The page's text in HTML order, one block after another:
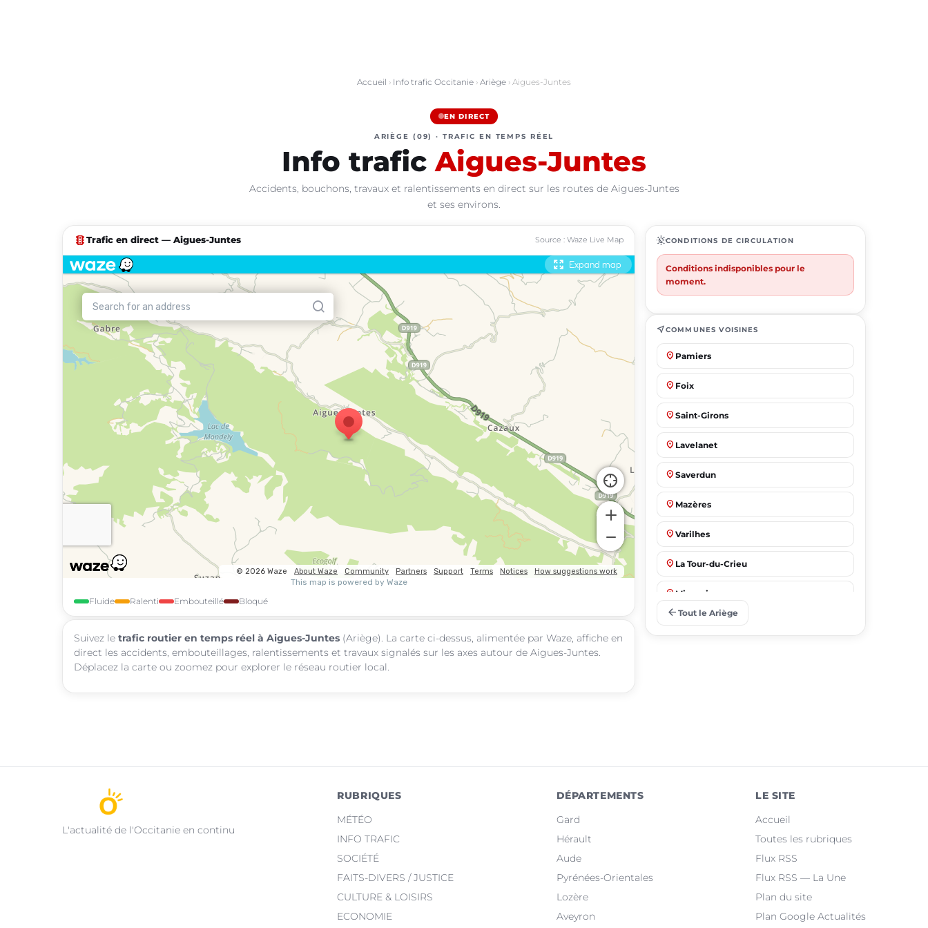
Accueil › Info trafic Occitanie › Ariège › Aigues-Juntes
EN DIRECT
ARIÈGE (09) · TRAFIC EN TEMPS RÉEL
Info trafic Aigues-Juntes
Accidents, bouchons, travaux et ralentissements en direct sur les routes de Aigues-Juntes
et ses environs.
traffic Trafic en direct — Aigues-Juntes Source : Waze Live Map
Fluide Ralenti Embouteillé Bloqué
Suivez le trafic routier en temps réel à Aigues-Juntes (Ariège). La carte ci-dessus, alimentée par Waze, affiche en
direct les accidents, embouteillages, ralentissements et travaux signalés sur les axes autour de Aigues-Juntes.
Déplacez la carte ou zoomez pour explorer le réseau routier local.
routineCONDITIONS DE CIRCULATION
Conditions indisponibles pour le
moment.
near_meCOMMUNES VOISINES
place Pamiers
place Foix
place Saint-Girons
place Lavelanet
place Saverdun
place Mazères
place Varilhes
place La Tour-du-Crieu
place Mirepoix
Saint-Paul-de-Jarrat
arrow_back Tout le Ariège
L'actualité de l'Occitanie en continu
RUBRIQUES
MÉTÉO
INFO TRAFIC
SOCIÉTÉ
FAITS-DIVERS / JUSTICE
CULTURE & LOISIRS
ECONOMIE
DÉPARTEMENTS
Gard
Hérault
Aude
Pyrénées-Orientales
Lozère
Aveyron
LE SITE
Accueil
Toutes les rubriques
Flux RSS
Flux RSS — La Une
Plan du site
Plan Google Actualités